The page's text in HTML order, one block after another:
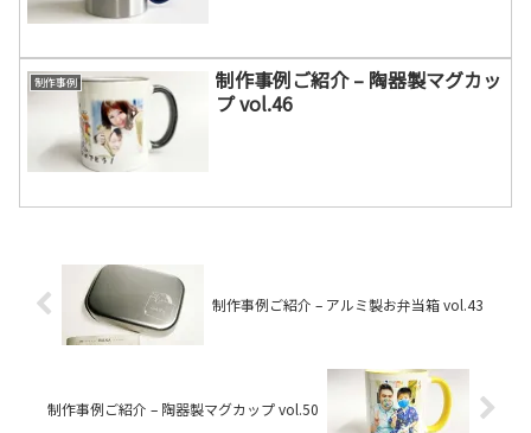
制作事例
制作事例ご紹介 – 陶器製マグカッ
プ vol.46
制作事例ご紹介 – アルミ製お弁当箱 vol.43
制作事例ご紹介 – 陶器製マグカップ vol.50